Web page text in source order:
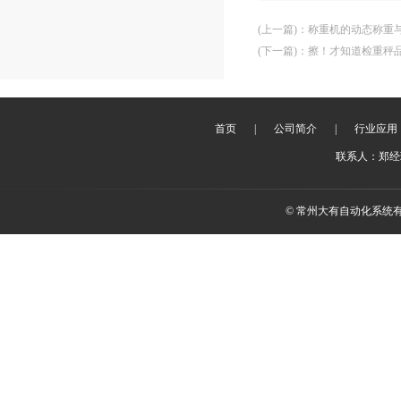
(上一篇) ： 称重机的动态称重
(下一篇) ： 擦！才知道检重秤
首页 | 公司简介 | 行业应用
联系人：郑
© 常州大有自动化系统